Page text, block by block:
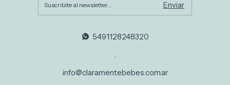
5491128248320
.
info@claramentebebes.com.ar